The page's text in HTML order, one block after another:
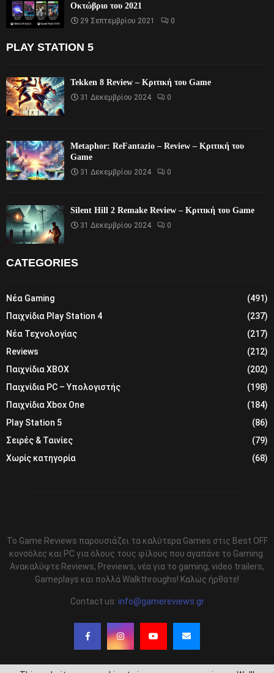
Οκτώβριο του 2021
29 Σεπτεμβρίου 2021 0
PLAY STATION 5
Tekken 8 Review – Κριτική του Game
31 Δεκεμβρίου 2024 0
Metaphor: ReFantazio – Review – Κριτική του
Game
31 Δεκεμβρίου 2024 0
Silent Hill 2 Remake Review – Κριτική του Game
31 Δεκεμβρίου 2024 0
CATEGORIES
Νέα Gaming
(491)
Παιχνίδια Play Station 4
(237)
Νέα Τεχνολογίας
(217)
Reviews
(212)
Παιχνίδια XBOX
(202)
Παιχνίδια PC – Υπολογιστής
(198)
Παιχνίδια Xbox One
(184)
Play Station 5
(86)
Σειρές & Ταινίες
(79)
Χωρίς κατηγορία
(68)
Το Game Reviews παρουσιάζει τα καλύτερα Games στις Best OFF
κονσόλες και PC για όλους τους φίλους που αγαπάνε το Gaming.
Ανακαλύψτε Reviews, Previews, νέα για το gaming, video trailers,
Gameplays και πολλά Walkthroughs! Καλώς ήρθατε!
Contact us: info@gamereviews.gr